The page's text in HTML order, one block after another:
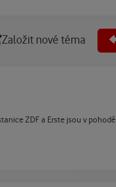
Založit nové téma
ZDF a Erste jsou v pohodě